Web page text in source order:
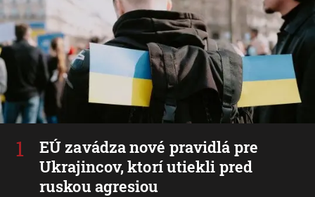
EÚ zavádza nové pravidlá pre
Ukrajincov, ktorí utiekli pred
ruskou agresiou